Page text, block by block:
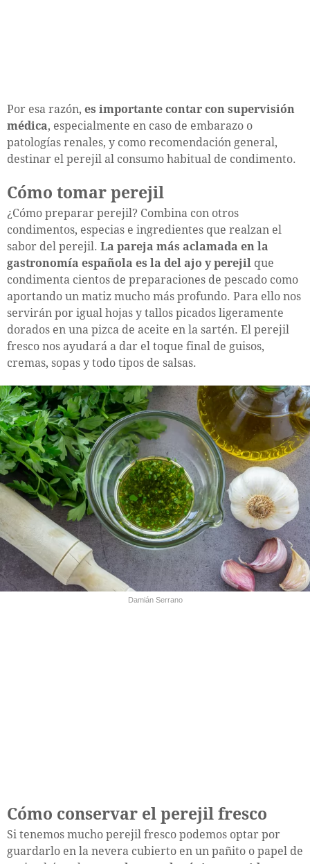
Por esa razón, es importante contar con supervisión
médica, especialmente en caso de embarazo o
patologías renales, y como recomendación general,
destinar el perejil al consumo habitual de condimento.
Cómo tomar perejil
¿Cómo preparar perejil? Combina con otros
condimentos, especias e ingredientes que realzan el
sabor del perejil. La pareja más aclamada en la
gastronomía española es la del ajo y perejil que
condimenta cientos de preparaciones de pescado como
aportando un matiz mucho más profundo. Para ello nos
servirán por igual hojas y tallos picados ligeramente
dorados en una pizca de aceite en la sartén. El perejil
fresco nos ayudará a dar el toque final de guisos,
cremas, sopas y todo tipos de salsas.
Damián Serrano
Cómo conservar el perejil fresco
Si tenemos mucho perejil fresco podemos optar por
guardarlo en la nevera cubierto en un pañito o papel de